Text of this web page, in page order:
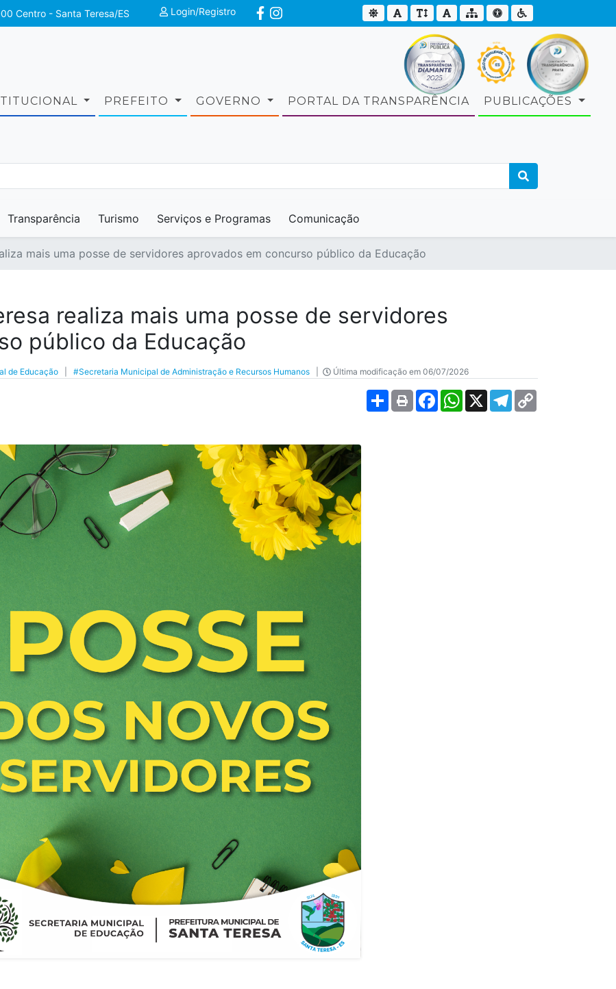
Centro - Santa Teresa/ES Login/Registro
PREFEITO GOVERNO PORTAL DA TRANSPARÊNCIA PUBLICAÇÕES
Transparência Turismo Serviços e Programas Comunicação
mais uma posse de servidores aprovados em concurso público da Educação
realiza mais uma posse de servidores
público da Educação
de Educação #Secretaria Municipal de Administração e Recursos Humanos Última modificação em 06/07/2026
Share FacebookWhatsApp
X Telegram